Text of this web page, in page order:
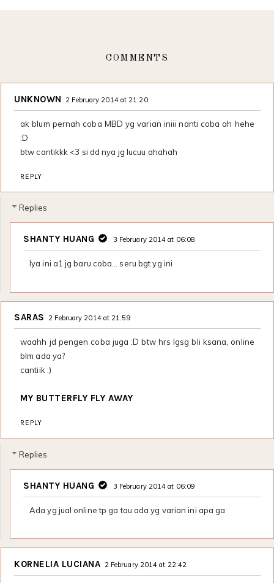
COMMENTS
UNKNOWN 2 February 2014 at 21:20
ak blum pernah coba MBD yg varian iniii nanti coba ah hehe
:D
btw cantikkk <3 si dd nya jg lucuu ahahah
REPLY
Replies
SHANTY HUANG 3 February 2014 at 06:08
Iya ini a1 jg baru coba… seru bgt yg ini
SARAS 2 February 2014 at 21:59
waahh jd pengen coba juga :D btw hrs lgsg bli ksana, online
blm ada ya?
cantiik :)
MY BUTTERFLY FLY AWAY
REPLY
Replies
SHANTY HUANG 3 February 2014 at 06:09
Ada yg jual online tp ga tau ada yg varian ini apa ga
KORNELIA LUCIANA 2 February 2014 at 22:42